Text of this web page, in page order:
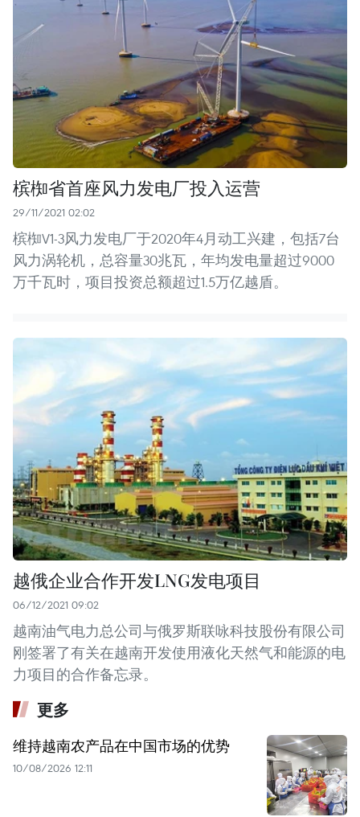
槟椥省首座风力发电厂投入运营
29/11/2021 02:02
槟椥V1-3风力发电厂于2020年4月动工兴建，包括7台
风力涡轮机，总容量30兆瓦，年均发电量超过9000
万千瓦时，项目投资总额超过1.5万亿越盾。
越俄企业合作开发LNG发电项目
06/12/2021 09:02
越南油气电力总公司与俄罗斯联咏科技股份有限公司
刚签署了有关在越南开发使用液化天然气和能源的电
力项目的合作备忘录。
更多
维持越南农产品在中国市场的优势
10/08/2026 12:11